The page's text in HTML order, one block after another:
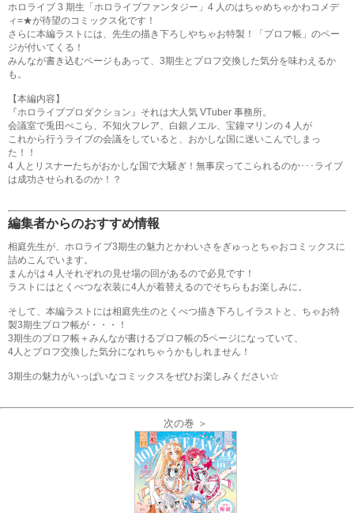
ホロライブ 3 期生「ホロライブファンタジー」4 人のはちゃめちゃかわコメデ
ィ=★が待望のコミックス化です！
さらに本編ラストには、先生の描き下ろしやちゃお特製！「プロフ帳」のペー
ジが付いてくる！
みんなが書き込むページもあって、3期生とプロフ交換した気分を味わえるか
も。
【本編内容】
『ホロライブプロダクション』それは大人気 VTuber 事務所。
会議室で兎田ぺこら、不知火フレア、白銀ノエル、宝鐘マリンの 4 人が
これから行うライブの会議をしていると、おかしな国に迷いこんでしまっ
た！！
4 人とリスナーたちがおかしな国で大騒ぎ！無事戻ってこられるのか･･･ライブ
は成功させられるのか！？
編集者からのおすすめ情報
相庭先生が、ホロライブ3期生の魅力とかわいさをぎゅっとちゃおコミックスに
詰めこんでいます。
まんがは４人それぞれの見せ場の回があるので必見です！
ラストにはとくべつな衣装に4人が着替えるのでそちらもお楽しみに。
そして、本編ラストには相庭先生のとくべつ描き下ろしイラストと、ちゃお特
製3期生プロフ帳が・・・！
3期生のプロフ帳＋みんなが書けるプロフ帳の5ページになっていて、
4人とプロフ交換した気分になれちゃうかもしれません！
3期生の魅力がいっぱいなコミックスをぜひお楽しみください☆
次の巻 ＞